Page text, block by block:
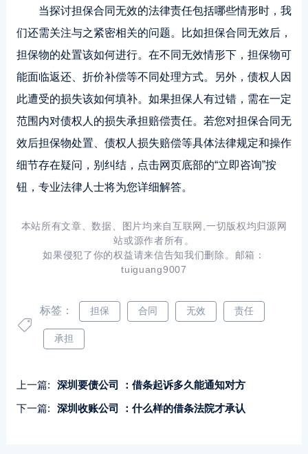
当探讨担保合同无效的法律责任包括哪些情形时，我
们还需关注与之紧密相关的问题。比如担保合同无效后，
担保物的处置该如何进行。在不同无效情形下，担保物可
能面临返还、折价补偿等不同处理方式。另外，债权人因
此遭受的损失该如何填补。如果担保人有过错，需在一定
范围内对债权人的损失承担赔偿责任。若您对担保合同无
效后担保物处置、债权人损失赔偿等具体法律规定和操作
细节存在疑问，别纠结，点击网页底部的“立即咨询”按
钮，专业法律人士将为您详细解答。
本站所有文章、数据、图片均来自互联网,一切版权均归源网
站或源作者所有。
如果侵犯了你的权益请来信告知我们删除。邮箱：
tuiguang9007
标签： 担保 合同 无效 责任
承担
上一篇:
深圳要债公司 ：借条起诉多久能通知对方
下一篇:
深圳收账公司 ：什么样的借条法院才承认